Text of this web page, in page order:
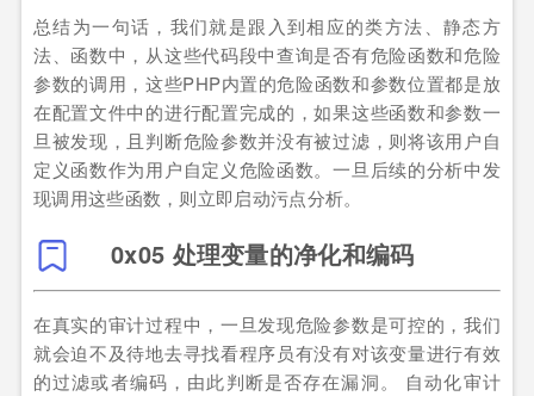
总结为一句话，我们就是跟入到相应的类方法、静态方
法、函数中，从这些代码段中查询是否有危险函数和危险
参数的调用，这些PHP内置的危险函数和参数位置都是放
在配置文件中的进行配置完成的，如果这些函数和参数一
旦被发现，且判断危险参数并没有被过滤，则将该用户自
定义函数作为用户自定义危险函数。一旦后续的分析中发
现调用这些函数，则立即启动污点分析。
0x05 处理变量的净化和编码
在真实的审计过程中，一旦发现危险参数是可控的，我们
就会迫不及待地去寻找看程序员有没有对该变量进行有效
的过滤或者编码，由此判断是否存在漏洞。 自动化审计